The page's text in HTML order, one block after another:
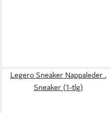
Legero Sneaker Nappaleder .
Sneaker (1-tlg)